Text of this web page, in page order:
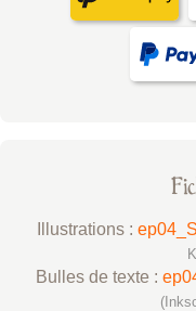
Illustrations :
Bulles de texte :